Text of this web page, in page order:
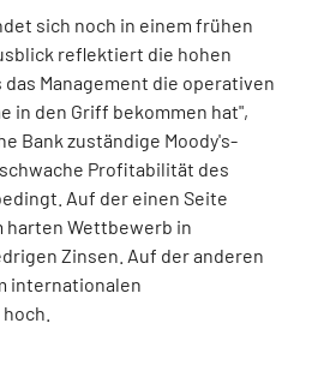
sich noch in einem frühen
reflektiert die hohen
Management die operativen
in den Griff bekommen hat",
Bank zuständige Moody's-
Profitabilität des
Auf der einen Seite
harten Wettbewerb in
Zinsen. Auf der anderen
internationalen